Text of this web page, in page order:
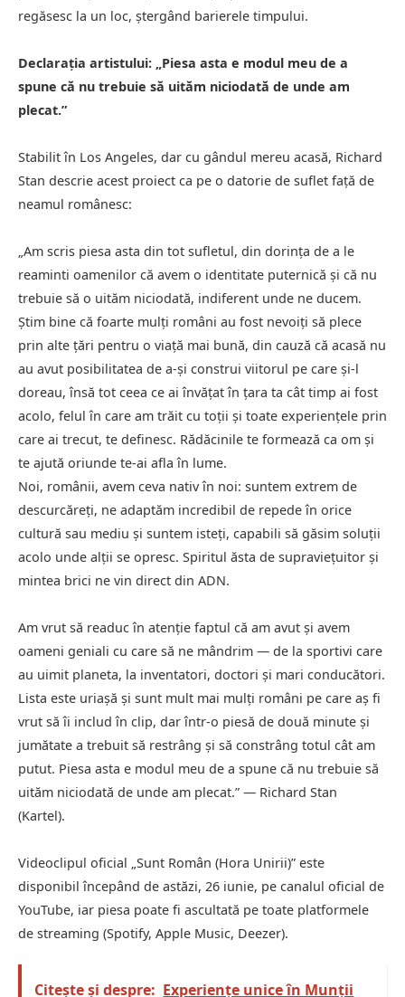
regăsesc la un loc, ștergând barierele timpului.
Declarația artistului: „Piesa asta e modul meu de a
spune că nu trebuie să uităm niciodată de unde am
plecat.”
Stabilit în Los Angeles, dar cu gândul mereu acasă, Richard
Stan descrie acest proiect ca pe o datorie de suflet față de
neamul românesc:
„Am scris piesa asta din tot sufletul, din dorința de a le
reaminti oamenilor că avem o identitate puternică și că nu
trebuie să o uităm niciodată, indiferent unde ne ducem.
Știm bine că foarte mulți români au fost nevoiți să plece
prin alte țări pentru o viață mai bună, din cauză că acasă nu
au avut posibilitatea de a-și construi viitorul pe care și-l
doreau, însă tot ceea ce ai învățat în țara ta cât timp ai fost
acolo, felul în care am trăit cu toții și toate experiențele prin
care ai trecut, te definesc. Rădăcinile te formează ca om și
te ajută oriunde te-ai afla în lume.
Noi, românii, avem ceva nativ în noi: suntem extrem de
descurcăreți, ne adaptăm incredibil de repede în orice
cultură sau mediu și suntem isteți, capabili să găsim soluții
acolo unde alții se opresc. Spiritul ăsta de supraviețuitor și
mintea brici ne vin direct din ADN.
Am vrut să readuc în atenție faptul că am avut și avem
oameni geniali cu care să ne mândrim — de la sportivi care
au uimit planeta, la inventatori, doctori și mari conducători.
Lista este uriașă și sunt mult mai mulți români pe care aș fi
vrut să îi includ în clip, dar într-o piesă de două minute și
jumătate a trebuit să restrâng și să constrâng totul cât am
putut. Piesa asta e modul meu de a spune că nu trebuie să
uităm niciodată de unde am plecat.” — Richard Stan
(Kartel).
Videoclipul oficial „Sunt Român (Hora Unirii)” este
disponibil începând de astăzi, 26 iunie, pe canalul oficial de
YouTube, iar piesa poate fi ascultată pe toate platformele
de streaming (Spotify, Apple Music, Deezer).
Citește și despre: Experiențe unice în Munții